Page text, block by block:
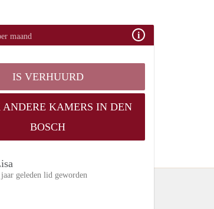
maand
IS VERHUURD
ANDERE KAMERS IN DEN
BOSCH
geleden lid geworden